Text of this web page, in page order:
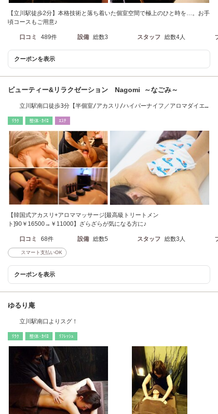
【立川駅徒歩2分】本格技術と落ち着いた個室空間で極上のひと時を…。お手
頃コースもご用意♪
口コミ 489件 設備 総数3 スタッフ 総数4人
クーポンを表示
ビューティー&リラクゼーション Nagomi ～なごみ～
立川駅南口徒歩3分【半個室/アカスリ/ハイパーナイフ／アロマダイエ
ﾘﾗｸ 整体･ｶｲﾛ ｴｽﾃ
【韓国式アカスリ+アロママッサージ[最高級トリートメン
ト]90￥16500→￥11000】ざらざらが気になる方に♪
口コミ 68件 設備 総数5 スタッフ 総数3人
スマート支払いOK
クーポンを表示
ゆるり庵
立川駅南口よりスグ！
ﾘﾗｸ 整体･ｶｲﾛ ﾘﾌﾚｯｼｭ